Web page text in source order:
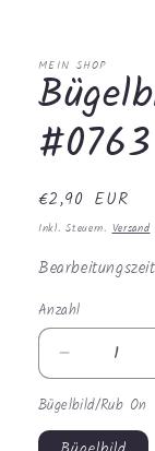
MEIN SHOP
#0763
Normaler
Preis
€2,90 EUR
Inkl. Steuern. Versand
Anzahl
Anzahl
Verringere
die
Menge
für
Bügelbild/Rub On